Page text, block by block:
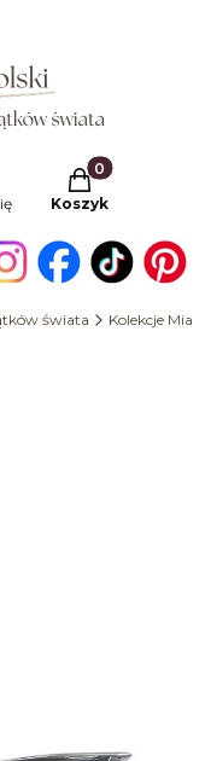
Produkty w
Koszyk
świata Kolekcje